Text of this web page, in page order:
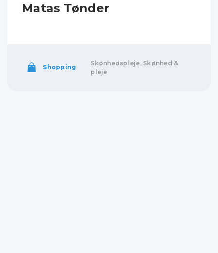
Matas Tønder
Shopping
Skønhedspleje, Skønhed &
pleje